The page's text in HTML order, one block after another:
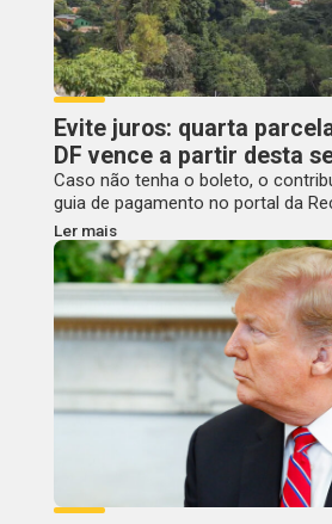
Evite juros: quarta
DF vence a partir desta
Caso não tenha o boleto, o
guia de pagamento no portal da
Ler mais